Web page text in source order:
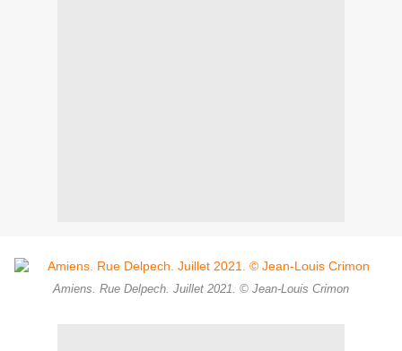
Amiens. Rue Delpech. Juillet 2021. © Jean-Louis Crimon